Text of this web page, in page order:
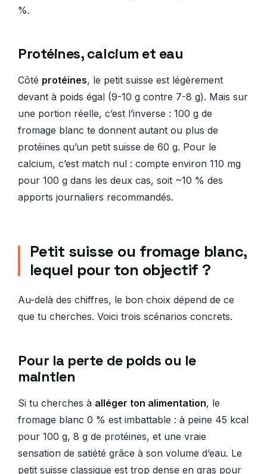
%.
Protéines, calcium et eau
Côté protéines, le petit suisse est légèrement
devant à poids égal (9-10 g contre 7-8 g). Mais sur
une portion réelle, c’est l’inverse : 100 g de
fromage blanc te donnent autant ou plus de
protéines qu’un petit suisse de 60 g. Pour le
calcium, c’est match nul : compte environ 110 mg
pour 100 g dans les deux cas, soit ~10 % des
apports journaliers recommandés.
Petit suisse ou fromage blanc,
lequel pour ton objectif ?
Au-delà des chiffres, le bon choix dépend de ce
que tu cherches. Voici trois scénarios concrets.
Pour la perte de poids ou le
maintien
Si tu cherches à alléger ton alimentation, le
fromage blanc 0 % est imbattable : à peine 45 kcal
pour 100 g, 8 g de protéines, et une vraie
sensation de satiété grâce à son volume d’eau. Le
petit suisse classique est trop dense en gras pour